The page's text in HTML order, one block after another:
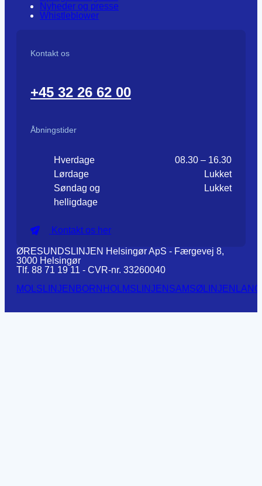
Nyheder og presse
Whistleblower
Kontakt os
+45 32 26 62 00
Åbningstider
Hverdage
08.30 – 16.30
Lørdage
Lukket
Søndag og
helligdage
Lukket
Kontakt os her
ØRESUNDSLINJEN Helsingør ApS - Færgevej 8,
3000 Helsingør
Tlf. 88 71 19 11 - CVR-nr. 33260040
MOLSLINJEN BORNHOLMSLINJEN SAMSØLINJEN